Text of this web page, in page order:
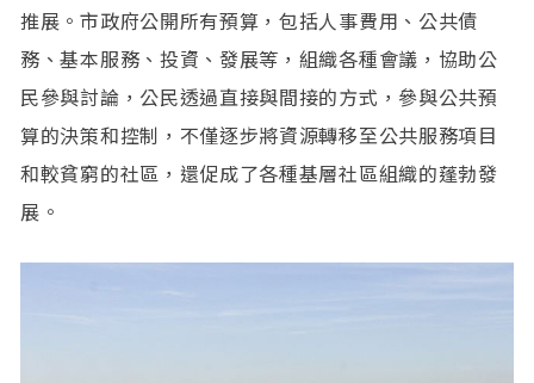
推展。市政府公開所有預算，包括人事費用、公共債
務、基本服務、投資、發展等，組織各種會議，協助公
民參與討論，公民透過直接與間接的方式，參與公共預
算的決策和控制，不僅逐步將資源轉移至公共服務項目
和較貧窮的社區，還促成了各種基層社區組織的蓬勃發
展。